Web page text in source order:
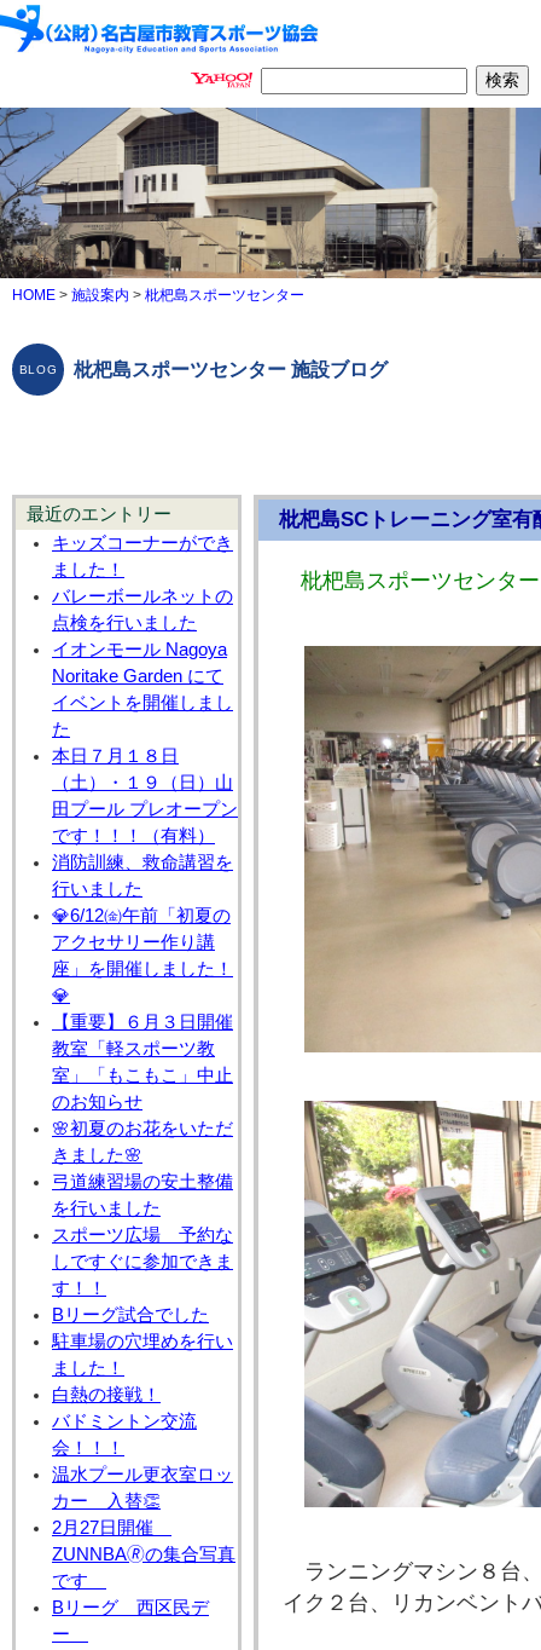
HOME > 施設案内 > 枇杷島スポーツセンター
枇杷島スポーツセンター 施設ブログ
最近のエントリー
キッズコーナーができ
ました！
バレーボールネットの
点検を行いました
イオンモール Nagoya
Noritake Garden にて
イベントを開催しまし
た
本日７月１８日
（土）・１９（日）山
田プール プレオープン
です！！！（有料）
消防訓練、救命講習を
行いました
💎6/12㈮午前「初夏の
アクセサリー作り講
座」を開催しました！
💎
【重要】６月３日開催
教室「軽スポーツ教
室」「もこもこ」中止
のお知らせ
🌸初夏のお花をいただ
きました🌸
弓道練習場の安土整備
を行いました
スポーツ広場 予約な
しですぐに参加できま
す！！
Bリーグ試合でした
駐車場の穴埋めを行い
ました！
白熱の接戦！
バドミントン交流
会！！！
温水プール更衣室ロッ
カー 入替👏
2月27日開催
ZUNNBA🄬の集合写真
です
Bリーグ 西区民デ
ー
枇杷島SCトレーニング室
枇杷島スポーツセンタ
ランニングマシン８台
イク２台、リカンベント